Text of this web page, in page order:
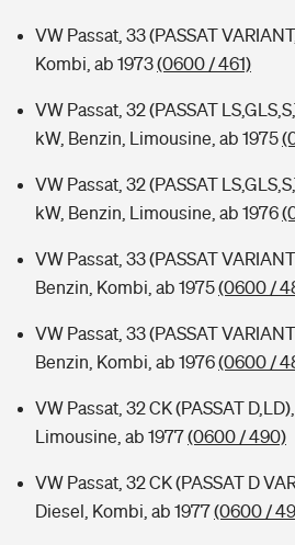
VW Passat, 33 (PASSAT
Kombi, ab 1973(0600 / 461)
VW Passat, 32 (PASSAT
kW, Benzin, Limousine, ab 1975
VW Passat, 32 (PASSAT
kW, Benzin, Limousine, ab 1976
VW Passat, 33 (PASSAT
Benzin, Kombi, ab 1975(0600 /
VW Passat, 33 (PASSAT
Benzin, Kombi, ab 1976(0600 /
VW Passat, 32 CK (PASSAT
Limousine, ab 1977(0600 / 490)
VW Passat, 32 CK (PASSAT D
Diesel, Kombi, ab 1977(0600 /